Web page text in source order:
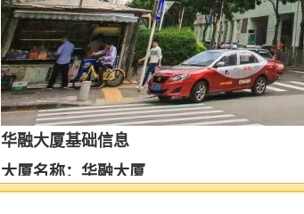
华融大厦基础信息
大厦名称：华融大厦